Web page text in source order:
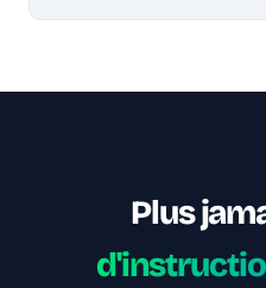
Plus